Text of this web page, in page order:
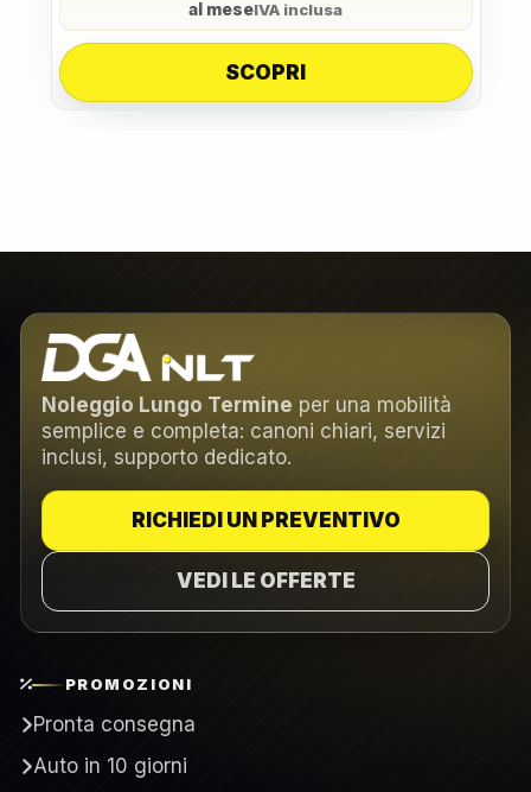
al meseIVA inclusa
SCOPRI
Noleggio Lungo Termine per una mobilità
semplice e completa: canoni chiari, servizi
inclusi, supporto dedicato.
RICHIEDI UN PREVENTIVO
VEDI LE OFFERTE
PROMOZIONI
Pronta consegna
Auto in 10 giorni